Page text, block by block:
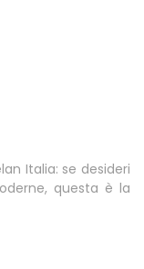
Italia: se desideri
questa è la